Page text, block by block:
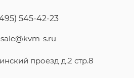
545-42-23
sale@kvm-s.ru
проезд д.2 стр.8